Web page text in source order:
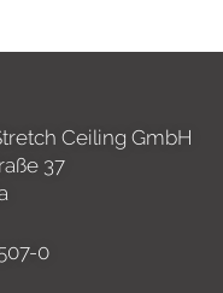
Ceiling GmbH
37
0